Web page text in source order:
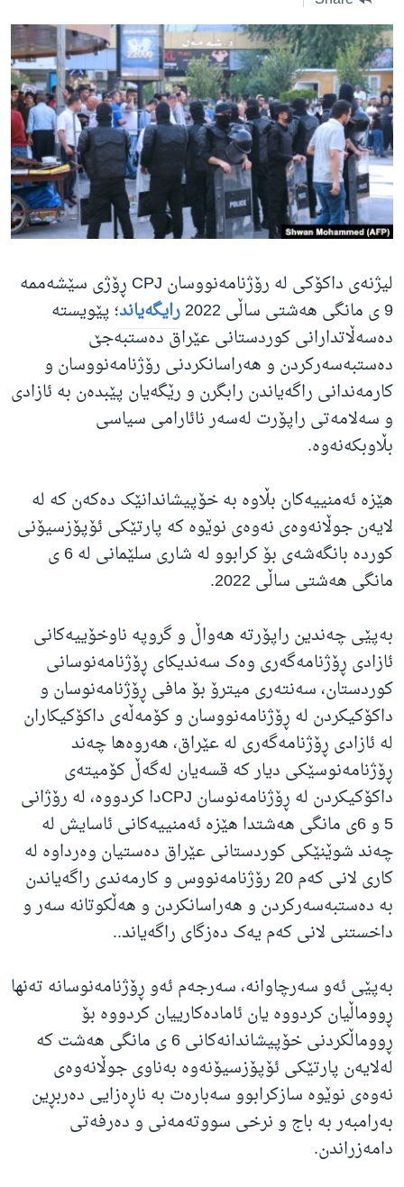
Learning English
FOLLOW US
زمانه‌کان
لیژنەی داکۆکی لە رۆژنامەنووسان CPJ ڕۆژی سێشەممە
9 ی مانگی هەشتی ساڵی 2022
رایگەیاند؛ پێویستە
دەسەڵاتدارانی کوردستانی عێراق دەستبەجێ
دەستبەسەرکردن و هەراسانکردنی رۆژنامەنووسان و
کارمەندانی راگەیاندن رابگرن و رێگەیان پێبدەن بە ئازادی
و سەلامەتی راپۆرت لەسەر نائارامی سیاسی
بڵاوبکەنەوە.
هێزه‌ ئه‌منییه‌کان بڵاوە بە خۆپیشاندانێک دەکەن کە له‌
لایه‌ن جوڵانه‌وه‌ی نه‌وه‌ی نوێوە که‌ پارتێکی ئۆپۆزسیۆنی
کورده‌ بانگەشەی بۆ کرابوو‌ له‌ شاری سلێمانی له‌ 6 ی
مانگی هەشتی ساڵی 2022.
بەپێی چەندین راپۆرتە هەواڵ و گروپە ناوخۆییەکانی
ئازادی ڕۆژنامەگەری وەک سەندیکای ڕۆژنامەنوسانی
کوردستان، سەنتەری میترۆ بۆ مافی ڕۆژنامەنوسان و
داکۆکیکردن لە ڕۆژنامەنووسان و کۆمەڵەی داکۆکیکاران
لە ئازادی ڕۆژنامەگەری لە عێراق، هەروەها چەند
ڕۆژنامەنوسێکی دیار کە قسەیان لەگەڵ کۆمیتەی
داکۆکیکردن لە ڕۆژنامەنوسان CPJدا کردووە، لە رۆژانی
5 و 6ی مانگی هەشتدا هێزە ئەمنییەکانی ئاسایش لە
چەند شوێنێکی کوردستانی عێراق دەستیان وەرداوە لە
کاری لانی کەم 20 رۆژنامەنووس و کارمەندی راگەیاندن
بە دەستبەسەرکردن و هەراسانکردن و هەڵکوتانە سەر و
داخستنی لانی کەم یەک دەزگای راگەیاند..
بەپێی ئەو سەرچاوانە، سەرجەم ئەو ڕۆژنامەنوسانە تەنها
ڕووماڵیان کردووە یان ئامادەکارییان کردووە بۆ
ڕووماڵکردنی خۆپیشاندانەکانی 6 ی مانگی هەشت کە
لەلایەن پارتێکی ئۆپۆزسیۆنەوە بەناوی جوڵانەوەی
نەوەی نوێوە سازکرابوو سەبارەت بە ناڕەزایی دەربڕین
بەرامبەر بە باج و نرخی سووتەمەنی و دەرفەتی
دامەزراندن.